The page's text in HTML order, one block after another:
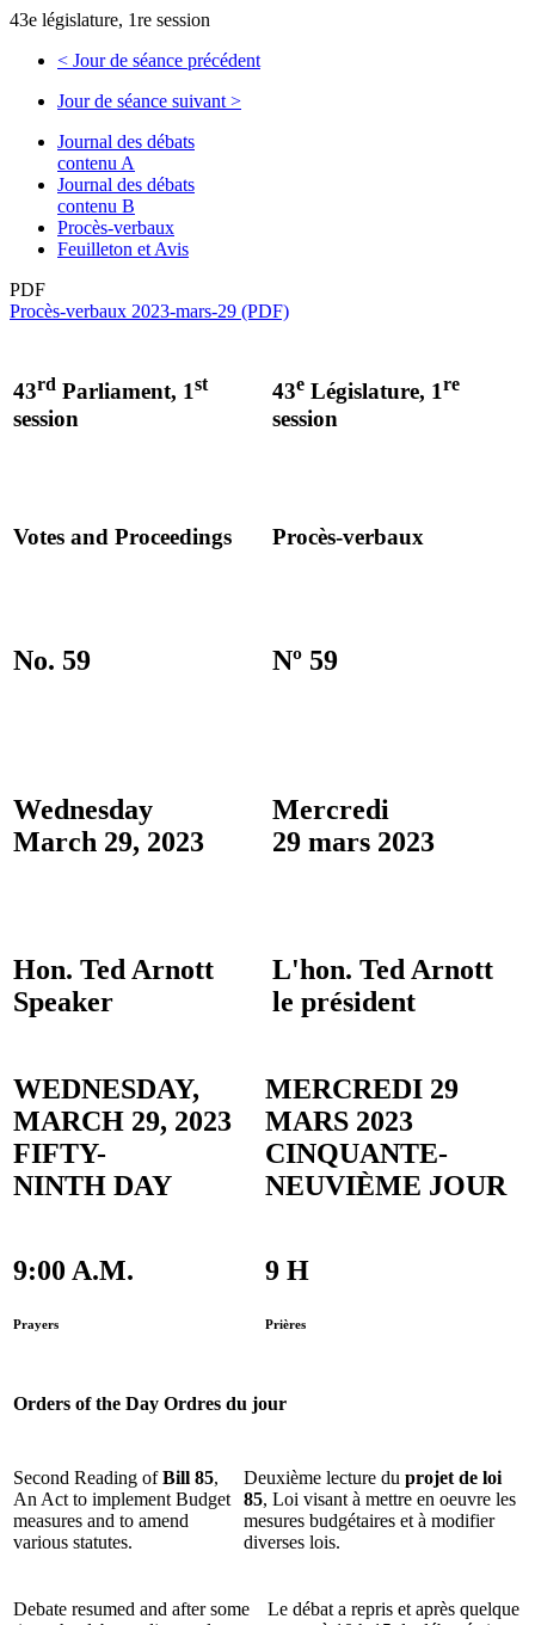
43e législature, 1re session
< Jour de séance précédent
Jour de séance suivant >
Journal des débats
contenu A
Journal des débats
contenu B
Procès-verbaux
Feuilleton et Avis
PDF
Procès-verbaux 2023-mars-29 (PDF)
43rd Parliament, 1st
session
43e Législature, 1re
session
Votes and Proceedings Procès-verbaux
No. 59 Nº 59
Wednesday
March 29, 2023
Mercredi
29 mars 2023
Hon. Ted Arnott
Speaker
L'hon. Ted Arnott
le président
WEDNESDAY,
MARCH 29, 2023
FIFTY-
NINTH DAY
MERCREDI 29
MARS 2023
CINQUANTE-
NEUVIÈME JOUR
9:00 A.M.
Prayers
9 H
Prières
Orders of the Day Ordres du jour
Second Reading ofBill 85,
An Act to implement Budget
measures and to amend
various statutes.
Deuxième lecture du projet de loi
85, Loi visant à mettre en oeuvre les
mesures budgétaires et à modifier
diverses lois.
Debate resumed and after some
Le débat a repris et après quelque